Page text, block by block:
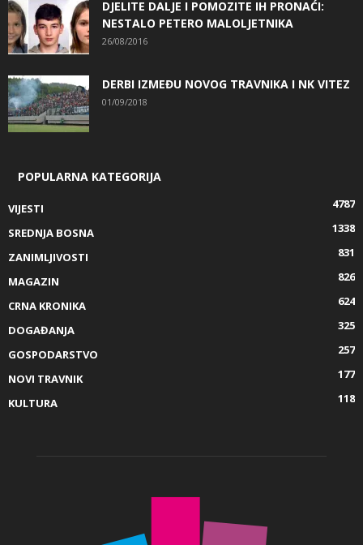
DJELITE DALJE I POMOZITE IH PRONAĆI:
NESTALO PETERO MALOLJETNIKA
26/08/2016
DERBI IZMEĐU NOVOG TRAVNIKA I NK VITEZ
01/09/2018
POPULARNA KATEGORIJA
VIJESTI
4787
SREDNJA BOSNA
1338
ZANIMLJIVOSTI
831
MAGAZIN
826
CRNA KRONIKA
624
DOGAĐANJA
325
GOSPODARSTVO
257
NOVI TRAVNIK
177
KULTURA
118